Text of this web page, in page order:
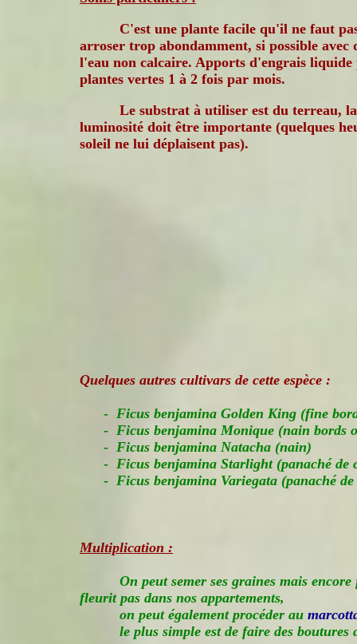
C'est une plante facile qu'il ne faut
arroser trop abondamment, si possible avec
l'eau non calcaire. Apports d'engrais liquide
plantes vertes 1 à 2 fois par mois.
Le substrat à utiliser est du terreau, la
luminosité doit être importante (quelques
soleil ne lui déplaisent pas).
Quelques autres cultivars de cette espèce :
- Ficus benjamina Golden King (fine
- Ficus benjamina Monique (nain bords
- Ficus benjamina Natacha (nain)
- Ficus benjamina Starlight (panaché de
- Ficus benjamina Variegata (panaché de
Multiplication :
On peut semer ses graines mais
fleurit pas dans nos appartements,
on peut également procéder au
le plus simple est de faire des boutures